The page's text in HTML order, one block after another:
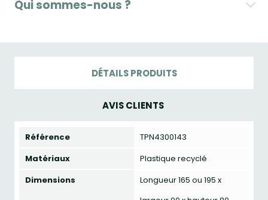
Qui sommes-nous ?
DÉTAILS PRODUITS
AVIS CLIENTS
Référence
TPN4300143
Matériaux
Plastique recyclé
Dimensions
Longueur 165 ou 195 x